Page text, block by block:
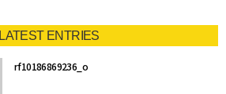
LATEST ENTRIES
rf10186869236_o